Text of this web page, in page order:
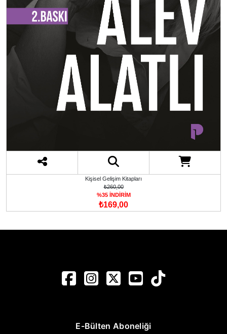
Kişisel Gelişim Kitapları
₺260,00
%35 İNDİRİM
₺169,00
E-Bülten Aboneliği